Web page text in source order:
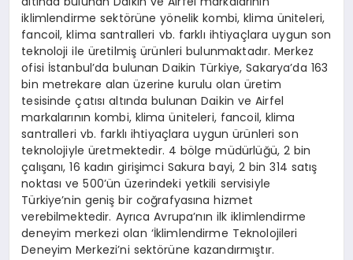
iklimlendirme sektörüne yönelik kombi, klima üniteleri,
fancoil, klima santralleri vb. farklı ihtiyaçlara uygun son
teknoloji ile üretilmiş ürünleri bulunmaktadır. Merkez
ofisi İstanbul’da bulunan Daikin Türkiye, Sakarya’da 163
bin metrekare alan üzerine kurulu olan üretim
tesisinde çatısı altında bulunan Daikin ve Airfel
markalarının kombi, klima üniteleri, fancoil, klima
santralleri vb. farklı ihtiyaçlara uygun ürünleri son
teknolojiyle üretmektedir. 4 bölge müdürlüğü, 2 bin
çalışanı, 16 kadın girişimci Sakura bayi, 2 bin 314 satış
noktası ve 500’ün üzerindeki yetkili servisiyle
Türkiye’nin geniş bir coğrafyasına hizmet
verebilmektedir. Ayrıca Avrupa’nın ilk iklimlendirme
deneyim merkezi olan ‘İklimlendirme Teknolojileri
Deneyim Merkezi’ni sektörüne kazandırmıştır.